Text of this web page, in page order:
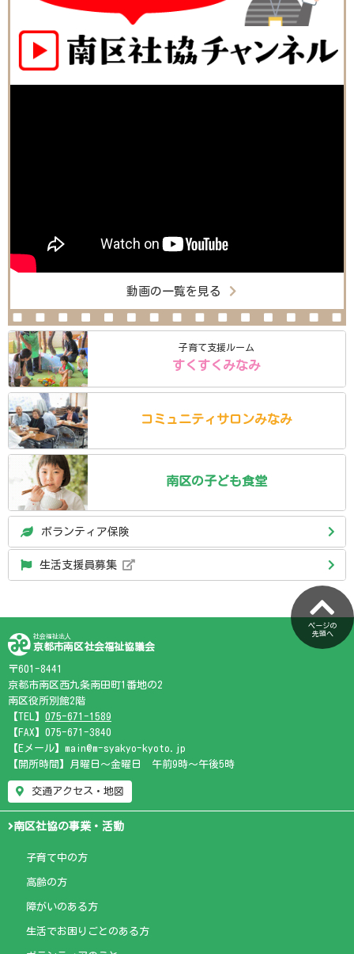
動画の一覧を見る
子育て支援ルーム
すくすくみなみ
コミュニティ サロンみなみ
南区の子ども食堂
ボランティア保険
生活支援員募集
ページの
先頭へ
社会福祉法人
京都市南区社会福祉協議会
〒601-8441
京都市南区西九条南田町1番地の2
南区役所別館2階
【TEL】 075-671-1589
【FAX】075-671-3840
【Eメール】main@m-syakyo-kyoto.jp
【開所時間】月曜日～金曜日 午前9時～午後5時
交通アクセス・地図
南区社協の事業・活動
子育て中の方
高齢の方
障がいのある方
生活でお困りごとのある方